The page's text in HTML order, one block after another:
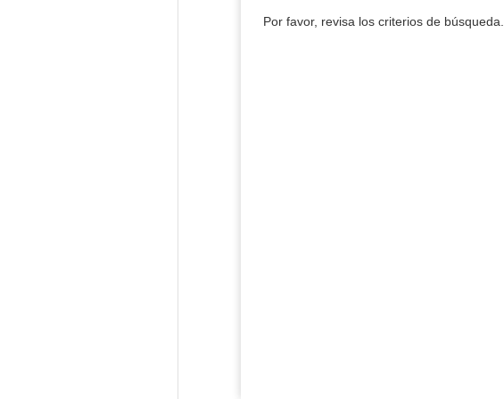
Por favor, revisa los criterios de búsqueda.